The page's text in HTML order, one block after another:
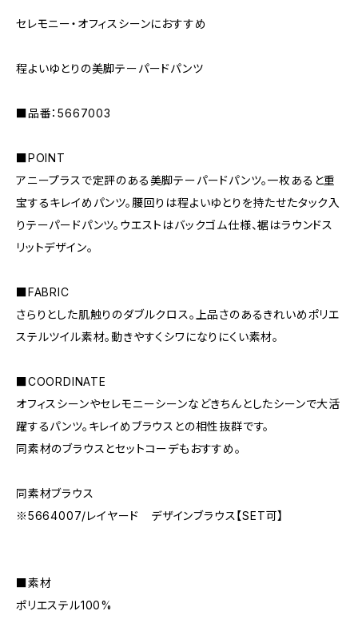
セレモニー・オフィスシーンにおすすめ
程よいゆとりの美脚テーパードパンツ
■品番：5667003
■POINT
アニープラスで定評のある美脚テーパードパンツ。一枚あると重
宝するキレイめパンツ。腰回りは程よいゆとりを持たせたタック入
りテーパードパンツ。ウエストはバックゴム仕様、裾はラウンドス
リットデザイン。
■FABRIC
さらりとした肌触りのダブルクロス。上品さのあるきれいめポリエ
ステルツイル素材。動きやすくシワになりにくい素材。
■COORDINATE
オフィスシーンやセレモニーシーンなどきちんとしたシーンで大活
躍するパンツ。キレイめブラウスとの相性抜群です。
同素材のブラウスとセットコーデもおすすめ。
同素材ブラウス
※5664007/レイヤード デザインブラウス【SET可】
■素材
ポリエステル100%